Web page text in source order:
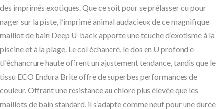
des imprimés exotiques. Que ce soit pour se prélasser ou pour
nager sur la piste, l’imprimé animal audacieux de ce magnifique
maillot de bain Deep U-back apporte une touche d’exotisme à la
piscine et à la plage. Le col échancré, le dos en U profond e
tl'échancrure haute offrent un ajustement tendance, tandis que le
tissu ECO Endura Brite offre de superbes performances de
couleur. Offrant une résistance au chlore plus élevée que les
maillots de bain standard, il s’adapte comme neuf pour une durée